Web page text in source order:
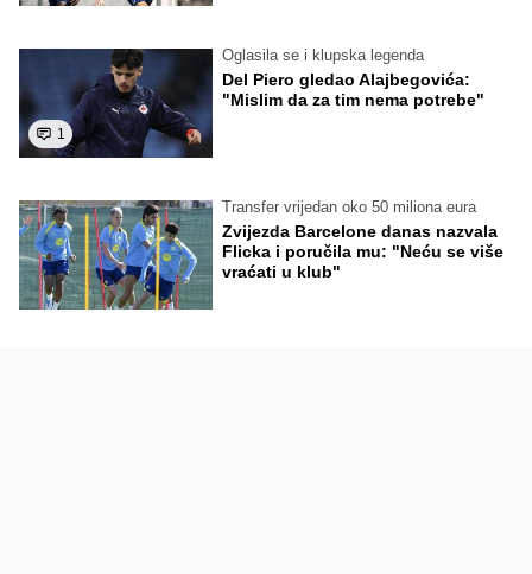
1
Oglasila se i klupska legenda
Del Piero gledao Alajbegovića:
"Mislim da za tim nema potrebe"
Transfer vrijedan oko 50 miliona eura
Zvijezda Barcelone danas nazvala
Flicka i poručila mu: "Neću se više
vraćati u klub"